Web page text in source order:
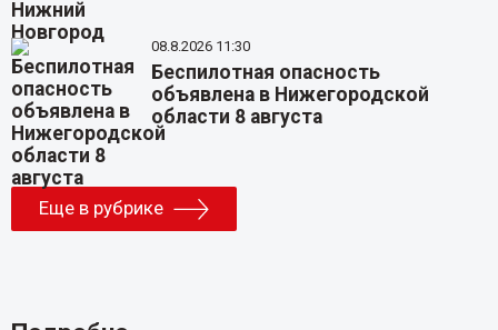
08.8.2026 11:30
Беспилотная опасность
объявлена в Нижегородской
области 8 августа
Еще в рубрике